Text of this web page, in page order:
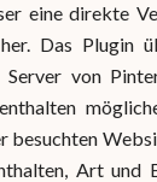
eine direkte
Das Plugin
von
besuchten
Art und